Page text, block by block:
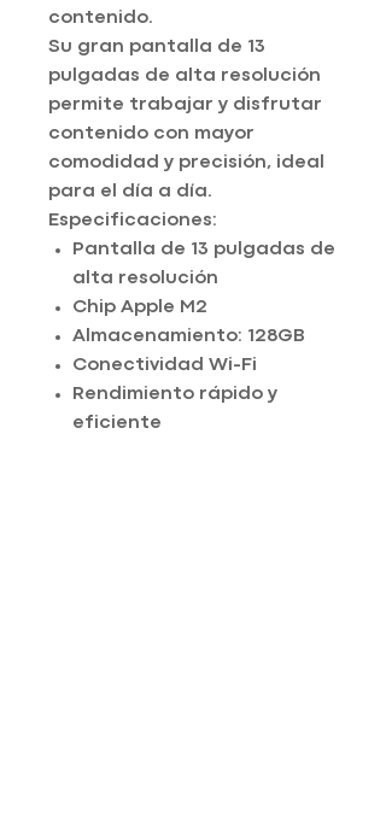
contenido.
Su gran pantalla de 13
pulgadas de alta resolución
permite trabajar y disfrutar
contenido con mayor
comodidad y precisión, ideal
para el día a día.
Especificaciones:
Pantalla de 13 pulgadas de
alta resolución
Chip Apple M2
Almacenamiento: 128GB
Conectividad Wi-Fi
Rendimiento rápido y
eficiente